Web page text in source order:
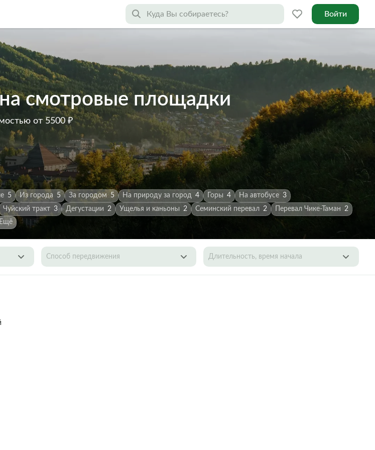
Войти
смотровые площадки
от 5500 ₽
5 Из города 5 За городом 5 На природу за город 4 Горы 4 На автобусе 3
Чуйский тракт 3 Дегустации 2 Ущелья и каньоны 2 Семинский перевал 2 Перевал Чике-Таман
2
Ещё
Способ передвижения Длительность, время начала